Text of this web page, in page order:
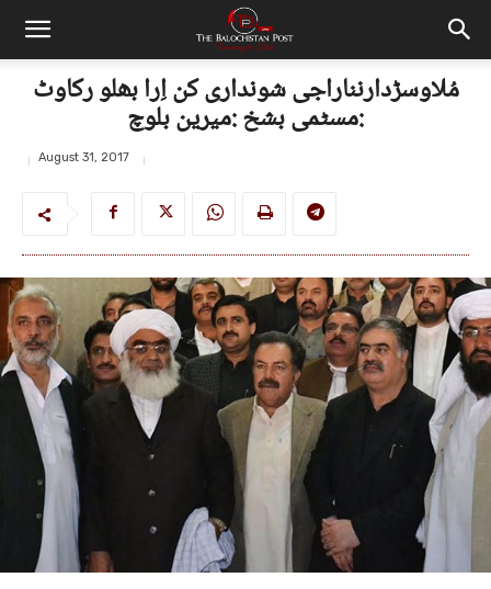
مُلاوسڑدارنناراجی شونداری کن اِرا بھلو رکاوٹ
:مسٹمی بشخ :میرین بلوچ
August 31, 2017